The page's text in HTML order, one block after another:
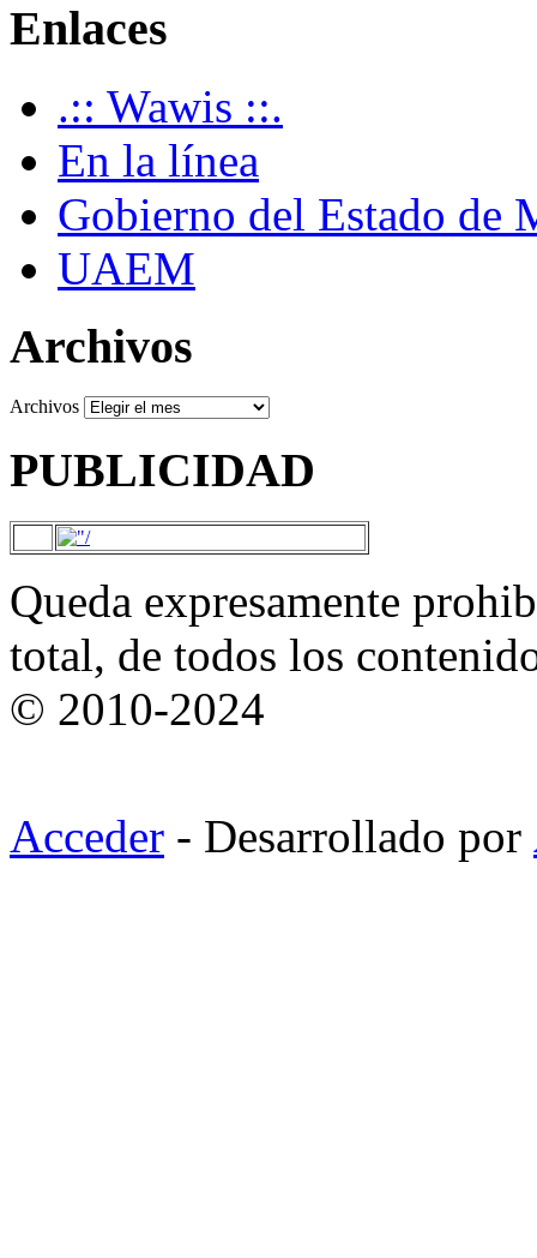
Enlaces
.:: Wawis ::.
En la línea
Gobierno del Estado de
UAEM
Archivos
Archivos
PUBLICIDAD
Queda expresamente
total, de todos los
© 2010-2024
Acceder - Desarrollado por